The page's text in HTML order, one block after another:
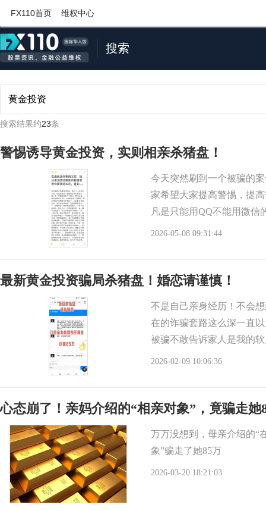
FX110首页 维权中心
搜索
搜索结果约23条
警惕诱导黄金投资，实则相亲杀猪盘！
今天突然刷到一个被骗的
家希望大家提高警惕，提
凡是只能用QQ不能用微信
益，天上不会掉馅饼！条
2026-05-08 09:31:44
最新黄金投资骗局杀猪盘！婚恋请谨慎！
不是自己亲身经历！不会
在的诈骗套路这么深一直
被骗不敢告诉家人是我的
才能循环贪心不是原
2026-02-09 10:06:36
心态崩了！亲妈介绍的“相亲对象”，竟骗走她
万万没想到，母亲介绍的“
象”骗走了她85万
2026-03-20 18:21:03